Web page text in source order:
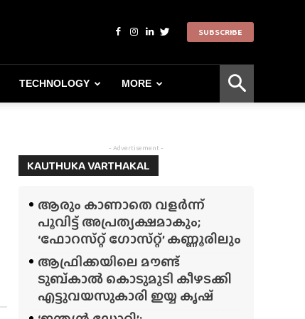
SUBSCRIBE
TECHNOLOGY MORE
- Advertisement -
KAUTHUKA VARTHAKAL
ആരും കാണാതെ വളർന്ന്
പൂവിട്ട് അപ്രത്യക്ഷമാകും;
‘ഫോറസ്‌റ്റ്‌ ഗോസ്‌റ്റ്’ കണ്ണൂരിലും
ആഫ്രിക്കയിലെ മൗണ്ട്
ടുബ്‌കാൽ കൊടുമുടി കീഴടക്കി
എട്ടുവയസുകാരി ഇയ്യ കൃഷ്